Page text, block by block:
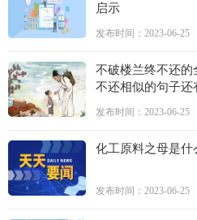
启示
发布时间：2023-06-25
不破楼兰终不还
不还相似的句子还
发布时间：2023-06-25
化工原料之母是什
发布时间：2023-06-25